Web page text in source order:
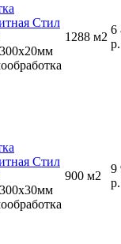
Стил
1288 м2
6
р.
Стил
900 м2
9
р.